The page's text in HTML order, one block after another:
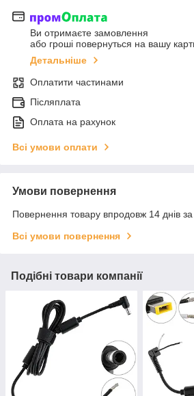
Ви отримаєте замовлення
або гроші повернуться на вашу
Детальніше
Оплатити частинами
Післяплата
Оплата на рахунок
Всі умови оплати
Умови повернення
Повернення товару впродовж 14 днів
Всі умови повернення
Подібні товари компанії